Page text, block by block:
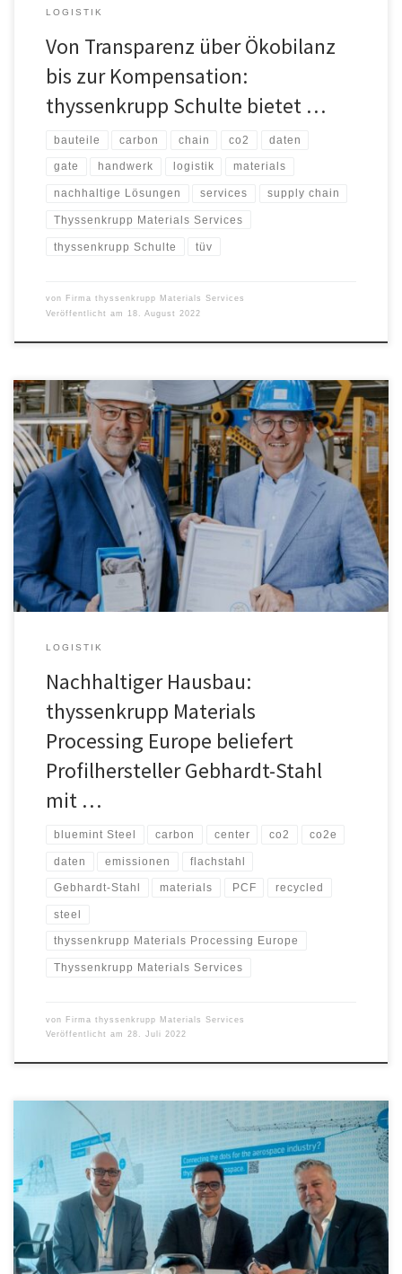
LOGISTIK
Von Transparenz über Ökobilanz
bis zur Kompensation:
thyssenkrupp Schulte bietet …
bauteile carbon chain co2 daten
gate handwerk logistik materials
nachhaltige Lösungen services supply chain
Thyssenkrupp Materials Services
thyssenkrupp Schulte tüv
von Firma thyssenkrupp Materials Services
Veröffentlicht am
18. August 2022
[*]Anarbeitungsspezialist führt neuen Product Carbon Footprint-
Rechner erstmals im Markt ein Volle Transparenz über CO2e-
Fußabdruck von der Herstellung bis zur Anlieferung Im Hausbau
steckt großes Potenzial, das Klima zu schützen. Nach Schätzungen
der UN verursacht der Bau- und Gebäudesektor 38 % der
weltweiten CO2-Emissionen. Eine wesentliche Rolle spielt dabei
neben […]
LOGISTIK
Nachhaltiger Hausbau:
thyssenkrupp Materials
Processing Europe beliefert
Profilhersteller Gebhardt-Stahl
mit …
bluemint Steel carbon center co2 co2e
daten emissionen flachstahl
Gebhardt-Stahl materials PCF recycled
steel
thyssenkrupp Materials Processing Europe
Thyssenkrupp Materials Services
von Firma thyssenkrupp Materials Services
Veröffentlicht am 28. Juli 2022
AMAG unterzeichnet Halbjahresvertrag mit thyssenkrupp
Aerospace Zusammenarbeit besteht seit Anbeginn der AMAG-
Luftfahrtgeschichte thyssenkrupp Aerospace schätzt hohen
Recyclinganteil im Aluminium Bereits seit Anbeginn der AMAG
Luftfahrtgeschichte besteht die Partnerschaft zwischen der AMAG
Austria Metall AG und thyssenkrupp Aerospace. Die intensive
Zusammenarbeit wurde nun mit der Unterzeichnung des neuen